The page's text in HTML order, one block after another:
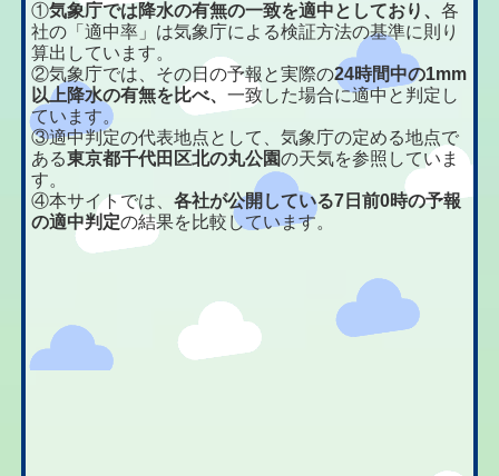
①気象庁では降水の有無の一致を適中としており、各
社の「適中率」は気象庁による検証方法の基準に則り
算出しています。
②気象庁では、その日の予報と実際の24時間中の1mm
以上降水の有無を比べ、一致した場合に適中と判定し
ています。
③適中判定の代表地点として、気象庁の定める地点で
ある東京都千代田区北の丸公園の天気を参照していま
す。
④本サイトでは、各社が公開している7日前0時の予報
の適中判定の結果を比較しています。